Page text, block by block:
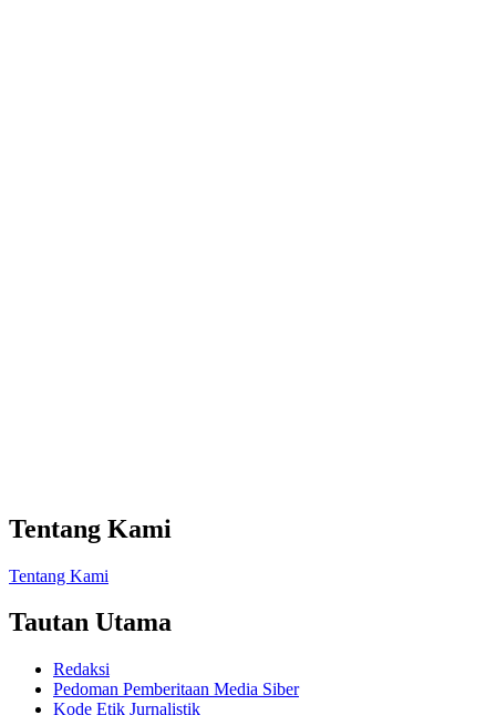
Tentang Kami
Tentang Kami
Tautan Utama
Redaksi
Pedoman Pemberitaan Media Siber
Kode Etik Jurnalistik